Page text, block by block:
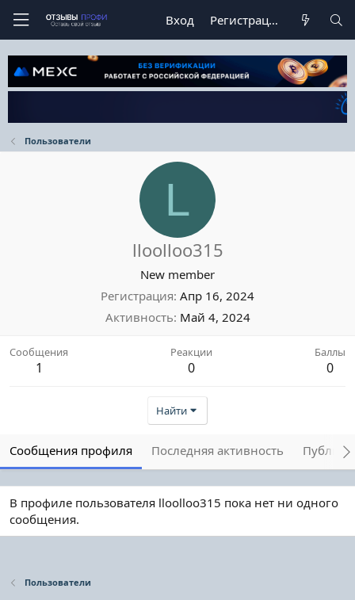
Вход Регистрация
Пользователи
L
lloolloo315
New member
Регистрация Апр 16, 2024
Активность Май 4, 2024
Сообщения
1
Реакции
0
Баллы
0
Найти
Сообщения профиля Последняя активность
В профиле пользователя lloolloo315 пока нет ни одного
сообщения.
Пользователи